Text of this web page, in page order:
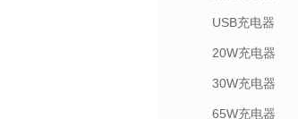
USB充电器
20W充电器
30W充电器
65W充电器